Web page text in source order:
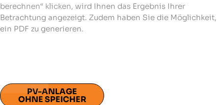
berechnen“ klicken, wird Ihnen das Ergebnis Ihrer
Betrachtung angezeigt. Zudem haben Sie die Möglichkeit,
ein PDF zu generieren.
PV-ANLAGE
OHNE SPEICHER